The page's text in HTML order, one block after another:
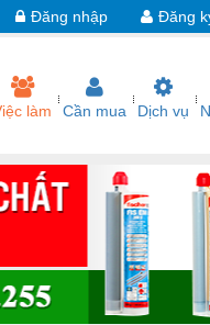
Đăng
Đăng nhập
làm Cần mua Dịch vụ